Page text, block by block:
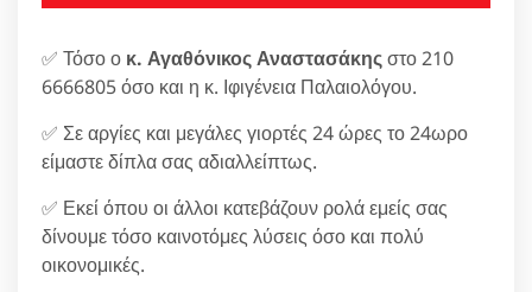
✅ Τόσο ο κ. Αγαθόνικος Αναστασάκηςστο 210
6666805 όσο και η κ. Ιφιγένεια Παλαιολόγου.
✅ Σε αργίες και μεγάλες γιορτές 24 ώρες το 24ωρο
είμαστε δίπλα σας αδιαλλείπτως.
✅ Εκεί όπου οι άλλοι κατεβάζουν ρολά εμείς σας
δίνουμε τόσο καινοτόμες λύσεις όσο και πολύ
οικονομικές.